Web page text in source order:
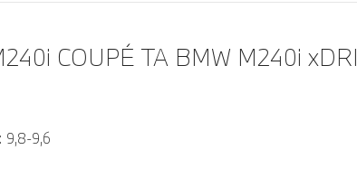
COUPÉ ТА BMW M240i
9,8-9,6